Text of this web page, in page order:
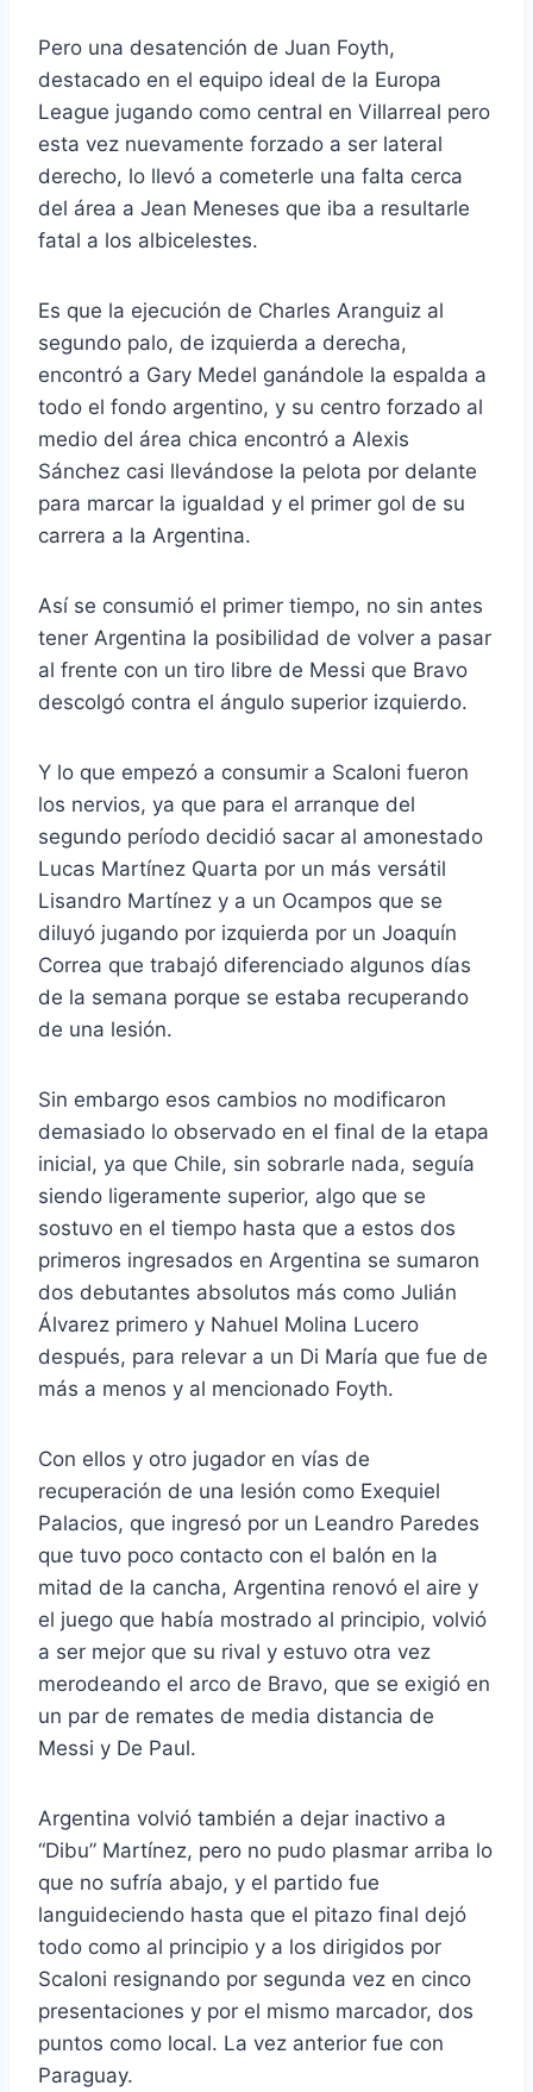
Pero una desatención de Juan Foyth,
destacado en el equipo ideal de la Europa
League jugando como central en Villarreal pero
esta vez nuevamente forzado a ser lateral
derecho, lo llevó a cometerle una falta cerca
del área a Jean Meneses que iba a resultarle
fatal a los albicelestes.
Es que la ejecución de Charles Aranguiz al
segundo palo, de izquierda a derecha,
encontró a Gary Medel ganándole la espalda a
todo el fondo argentino, y su centro forzado al
medio del área chica encontró a Alexis
Sánchez casi llevándose la pelota por delante
para marcar la igualdad y el primer gol de su
carrera a la Argentina.
Así se consumió el primer tiempo, no sin antes
tener Argentina la posibilidad de volver a pasar
al frente con un tiro libre de Messi que Bravo
descolgó contra el ángulo superior izquierdo.
Y lo que empezó a consumir a Scaloni fueron
los nervios, ya que para el arranque del
segundo período decidió sacar al amonestado
Lucas Martínez Quarta por un más versátil
Lisandro Martínez y a un Ocampos que se
diluyó jugando por izquierda por un Joaquín
Correa que trabajó diferenciado algunos días
de la semana porque se estaba recuperando
de una lesión.
Sin embargo esos cambios no modificaron
demasiado lo observado en el final de la etapa
inicial, ya que Chile, sin sobrarle nada, seguía
siendo ligeramente superior, algo que se
sostuvo en el tiempo hasta que a estos dos
primeros ingresados en Argentina se sumaron
dos debutantes absolutos más como Julián
Álvarez primero y Nahuel Molina Lucero
después, para relevar a un Di María que fue de
más a menos y al mencionado Foyth.
Con ellos y otro jugador en vías de
recuperación de una lesión como Exequiel
Palacios, que ingresó por un Leandro Paredes
que tuvo poco contacto con el balón en la
mitad de la cancha, Argentina renovó el aire y
el juego que había mostrado al principio, volvió
a ser mejor que su rival y estuvo otra vez
merodeando el arco de Bravo, que se exigió en
un par de remates de media distancia de
Messi y De Paul.
Argentina volvió también a dejar inactivo a
“Dibu” Martínez, pero no pudo plasmar arriba lo
que no sufría abajo, y el partido fue
languideciendo hasta que el pitazo final dejó
todo como al principio y a los dirigidos por
Scaloni resignando por segunda vez en cinco
presentaciones y por el mismo marcador, dos
puntos como local. La vez anterior fue con
Paraguay.